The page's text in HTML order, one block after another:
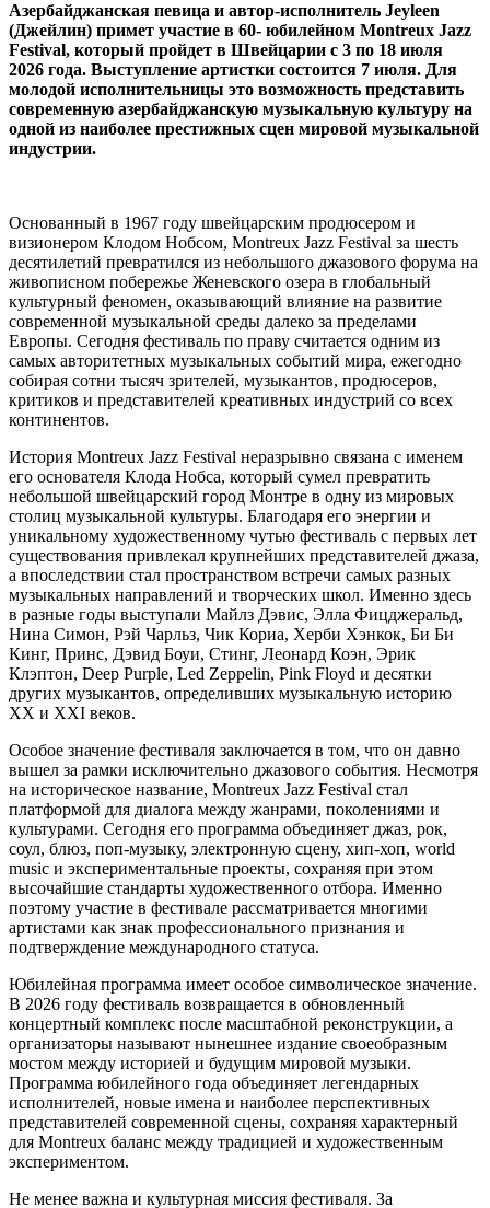
Азербайджанская певица и автор-исполнитель Jeyleen
(Джейлин) примет участие в 60- юбилейном Montreux Jazz
Festival, который пройдет в Швейцарии с 3 по 18 июля
2026 года. Выступление артистки состоится 7 июля. Для
молодой исполнительницы это возможность представить
современную азербайджанскую музыкальную культуру на
одной из наиболее престижных сцен мировой музыкальной
индустрии.
Основанный в 1967 году швейцарским продюсером и
визионером Клодом Нобсом, Montreux Jazz Festival за шесть
десятилетий превратился из небольшого джазового форума на
живописном побережье Женевского озера в глобальный
культурный феномен, оказывающий влияние на развитие
современной музыкальной среды далеко за пределами
Европы. Сегодня фестиваль по праву считается одним из
самых авторитетных музыкальных событий мира, ежегодно
собирая сотни тысяч зрителей, музыкантов, продюсеров,
критиков и представителей креативных индустрий со всех
континентов.
История Montreux Jazz Festival неразрывно связана с именем
его основателя Клода Нобса, который сумел превратить
небольшой швейцарский город Монтре в одну из мировых
столиц музыкальной культуры. Благодаря его энергии и
уникальному художественному чутью фестиваль с первых лет
существования привлекал крупнейших представителей джаза,
а впоследствии стал пространством встречи самых разных
музыкальных направлений и творческих школ. Именно здесь
в разные годы выступали Майлз Дэвис, Элла Фицджеральд,
Нина Симон, Рэй Чарльз, Чик Кориа, Херби Хэнкок, Би Би
Кинг, Принс, Дэвид Боуи, Стинг, Леонард Коэн, Эрик
Клэптон, Deep Purple, Led Zeppelin, Pink Floyd и десятки
других музыкантов, определивших музыкальную историю
XX и XXI веков.
Особое значение фестиваля заключается в том, что он давно
вышел за рамки исключительно джазового события. Несмотря
на историческое название, Montreux Jazz Festival стал
платформой для диалога между жанрами, поколениями и
культурами. Сегодня его программа объединяет джаз, рок,
соул, блюз, поп-музыку, электронную сцену, хип-хоп, world
music и экспериментальные проекты, сохраняя при этом
высочайшие стандарты художественного отбора. Именно
поэтому участие в фестивале рассматривается многими
артистами как знак профессионального признания и
подтверждение международного статуса.
Юбилейная программа имеет особое символическое значение.
В 2026 году фестиваль возвращается в обновленный
концертный комплекс после масштабной реконструкции, а
организаторы называют нынешнее издание своеобразным
мостом между историей и будущим мировой музыки.
Программа юбилейного года объединяет легендарных
исполнителей, новые имена и наиболее перспективных
представителей современной сцены, сохраняя характерный
для Montreux баланс между традицией и художественным
экспериментом.
Не менее важна и культурная миссия фестиваля. За